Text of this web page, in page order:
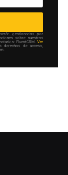
gestionados por
sobre nuestros
FluentCRM. Ver
derechos de acceso,